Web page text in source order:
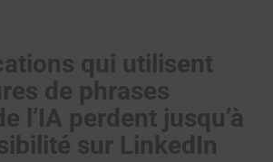
qui utilisent
de phrases
l’IA perdent jusqu’à
sur LinkedIn